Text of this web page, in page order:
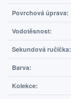
Povrchová úprava:
Vodotěsnost:
Sekundová ručička:
Barva:
Kolekce: